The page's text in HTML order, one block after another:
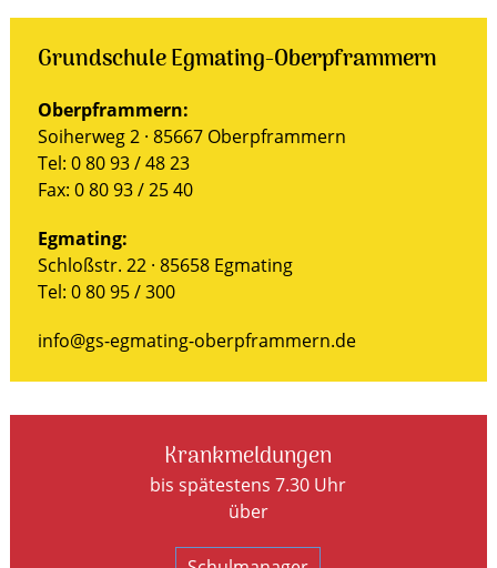
Grundschule Egmating-Oberpframmern
Oberpframmern:
Soiherweg 2 · 85667 Oberpframmern
Tel: 0 80 93 / 48 23
Fax: 0 80 93 / 25 40
Egmating:
Schloßstr. 22 · 85658 Egmating
Tel: 0 80 95 / 300
info@gs-egmating-oberpframmern.de
Krankmeldungen
bis spätestens 7.30 Uhr
über